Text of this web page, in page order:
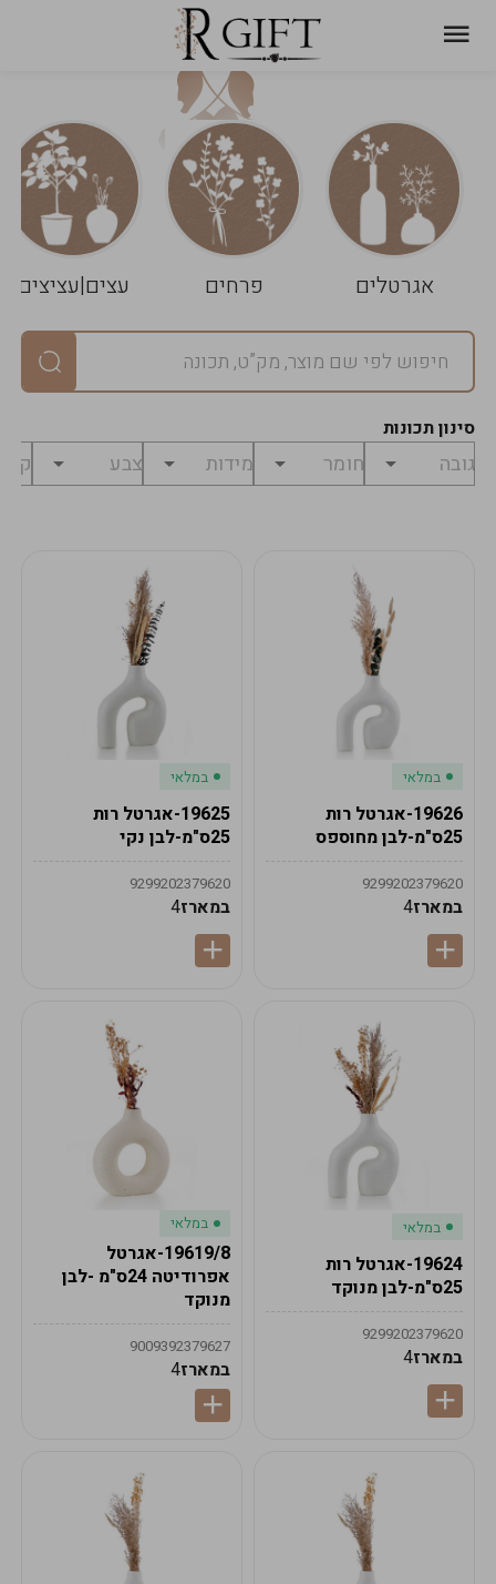
אגרטלים פרחים עצים|עציצים
סינון תכונות
במלאי
19626-אגרטל רות
25ס"מ-לבן מחוספס
9299202379620
במארז4
במלאי
19625-אגרטל רות
25ס"מ-לבן נקי
9299202379620
במארז4
במלאי
19624-אגרטל רות
25ס"מ-לבן מנוקד
9299202379620
במארז4
במלאי
19619/8-אגרטל
אפרודיטה 24ס"מ -לבן
מנוקד
9009392379627
במארז4
עגלת
שלך
ניקוי
הסל
במארז
מחיר
לפני
₪0
לתשלום